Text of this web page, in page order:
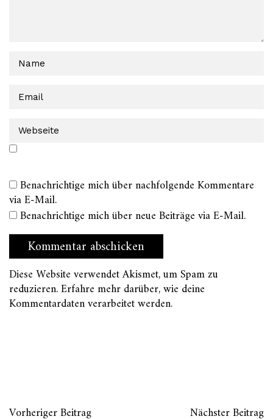
Benachrichtige mich über nachfolgende Kommentare
via E-Mail.
Benachrichtige mich über neue Beiträge via E-Mail.
Diese Website verwendet Akismet, um Spam zu
reduzieren.Erfahre mehr darüber, wie deine
Kommentardaten verarbeitet werden.
Vorheriger Beitrag Nächster Beitrag